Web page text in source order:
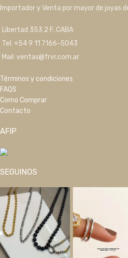
Importador y Venta por mayor de joyas
Libertad 353 2 F, CABA
Tel: +54 9 11 7166-5043
Mail: ventas@frvr.com.ar
Términos y condiciones
FAQS
Como Comprar
Contacto
AFIP
SEGUINOS